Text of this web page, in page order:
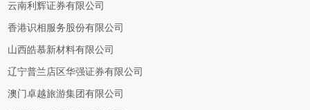
云南利辉证券有限公司
香港识相服务股份有限公司
山西皓慕新材料有限公司
辽宁普兰店区华强证券有限公司
澳门卓越旅游集团有限公司